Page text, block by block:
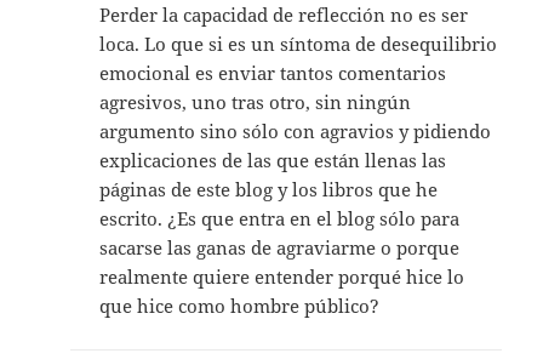
Perder la capacidad de reflección no es ser
loca. Lo que si es un síntoma de desequilibrio
emocional es enviar tantos comentarios
agresivos, uno tras otro, sin ningún
argumento sino sólo con agravios y pidiendo
explicaciones de las que están llenas las
páginas de este blog y los libros que he
escrito. ¿Es que entra en el blog sólo para
sacarse las ganas de agraviarme o porque
realmente quiere entender porqué hice lo
que hice como hombre público?